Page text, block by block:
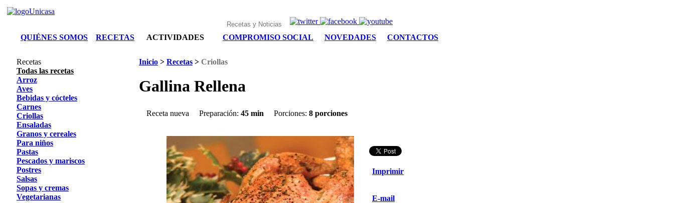
QUIÉNES SOMOS RECETAS ACTIVIDADES COMPROMISO SOCIAL NOVEDADES CONTACTOS
Recetas
Todas las recetas
Arroz
Aves
Bebidas y cócteles
Carnes
Criollas
Ensaladas
Granos y cereales
Para niños
Pastas
Pescados y mariscos
Postres
Salsas
Sopas y cremas
Vegetarianas
Inicio > Recetas > Criollas
Gallina Rellena
Receta nueva Preparación: 45 min Porciones: 8 porciones
Imprimir
E-mail